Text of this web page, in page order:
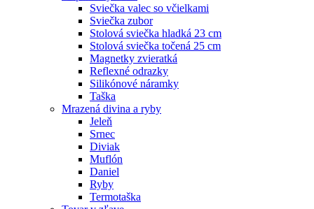
Sviečka valec so včielkami
Sviečka zubor
Stolová sviečka hladká 23 cm
Stolová sviečka točená 25 cm
Magnetky zvieratká
Reflexné odrazky
Silikónové náramky
Taška
Mrazená divina a ryby
Jeleň
Srnec
Diviak
Muflón
Daniel
Ryby
Termotaška